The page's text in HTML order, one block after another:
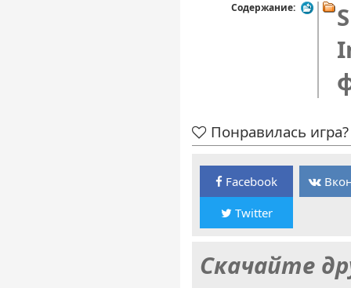
Содержание:
Понравилась
Facebook
Twitter
Скачайте